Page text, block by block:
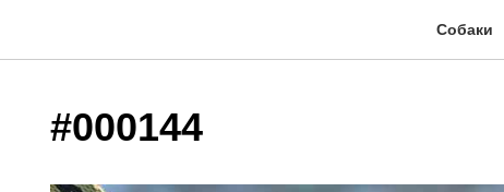
Собаки
#000144